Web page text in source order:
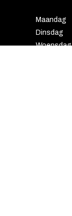
Maandag
Dinsdag
Woensdag